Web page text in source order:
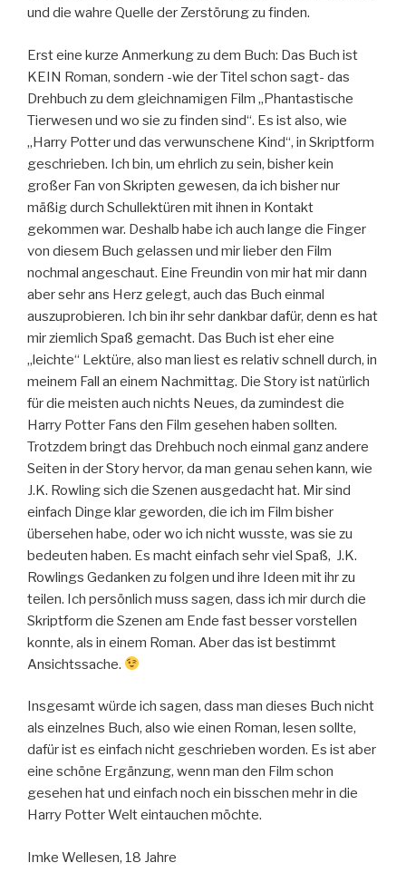
und die wahre Quelle der Zerstörung zu finden.
Erst eine kurze Anmerkung zu dem Buch: Das Buch ist
KEIN Roman, sondern -wie der Titel schon sagt- das
Drehbuch zu dem gleichnamigen Film „Phantastische
Tierwesen und wo sie zu finden sind“. Es ist also, wie
„Harry Potter und das verwunschene Kind“, in Skriptform
geschrieben. Ich bin, um ehrlich zu sein, bisher kein
großer Fan von Skripten gewesen, da ich bisher nur
mäßig durch Schullektüren mit ihnen in Kontakt
gekommen war. Deshalb habe ich auch lange die Finger
von diesem Buch gelassen und mir lieber den Film
nochmal angeschaut. Eine Freundin von mir hat mir dann
aber sehr ans Herz gelegt, auch das Buch einmal
auszuprobieren. Ich bin ihr sehr dankbar dafür, denn es hat
mir ziemlich Spaß gemacht. Das Buch ist eher eine
„leichte“ Lektüre, also man liest es relativ schnell durch, in
meinem Fall an einem Nachmittag. Die Story ist natürlich
für die meisten auch nichts Neues, da zumindest die
Harry Potter Fans den Film gesehen haben sollten.
Trotzdem bringt das Drehbuch noch einmal ganz andere
Seiten in der Story hervor, da man genau sehen kann, wie
J.K. Rowling sich die Szenen ausgedacht hat. Mir sind
einfach Dinge klar geworden, die ich im Film bisher
übersehen habe, oder wo ich nicht wusste, was sie zu
bedeuten haben. Es macht einfach sehr viel Spaß, J.K.
Rowlings Gedanken zu folgen und ihre Ideen mit ihr zu
teilen. Ich persönlich muss sagen, dass ich mir durch die
Skriptform die Szenen am Ende fast besser vorstellen
konnte, als in einem Roman. Aber das ist bestimmt
Ansichtssache.
Insgesamt würde ich sagen, dass man dieses Buch nicht
als einzelnes Buch, also wie einen Roman, lesen sollte,
dafür ist es einfach nicht geschrieben worden. Es ist aber
eine schöne Ergänzung, wenn man den Film schon
gesehen hat und einfach noch ein bisschen mehr in die
Harry Potter Welt eintauchen möchte.
Imke Wellesen, 18 Jahre